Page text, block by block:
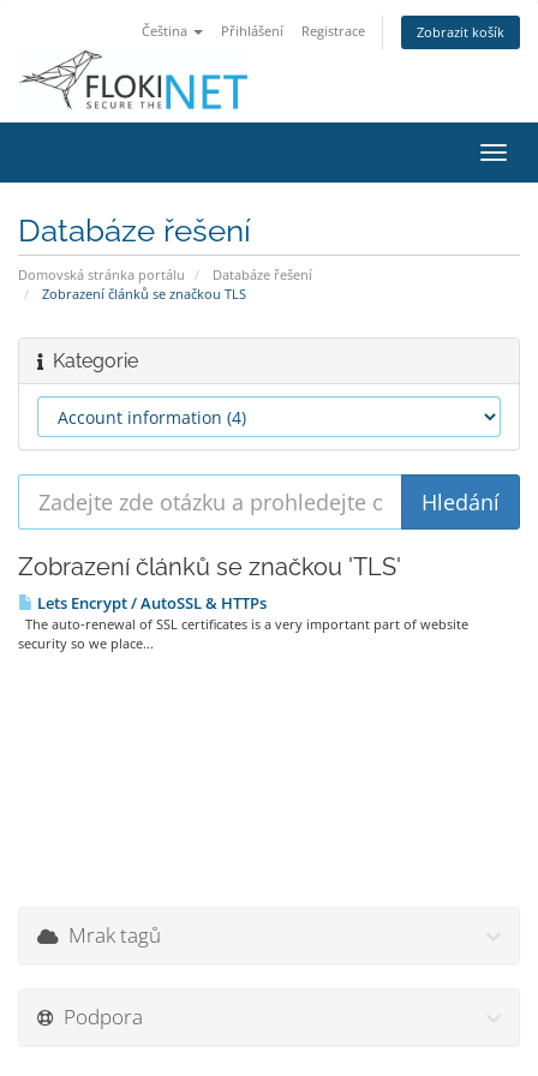
Čeština Přihlášení Registrace Zobrazit košík
Databáze řešení
Domovská stránka portálu
Databáze řešení
Zobrazení článků se značkou TLS
Kategorie
Zobrazení článků se značkou 'TLS'
Lets Encrypt / AutoSSL & HTTPs
The auto-renewal of SSL certificates is a very important part of website
security so we place...
Mrak tagů
Podpora